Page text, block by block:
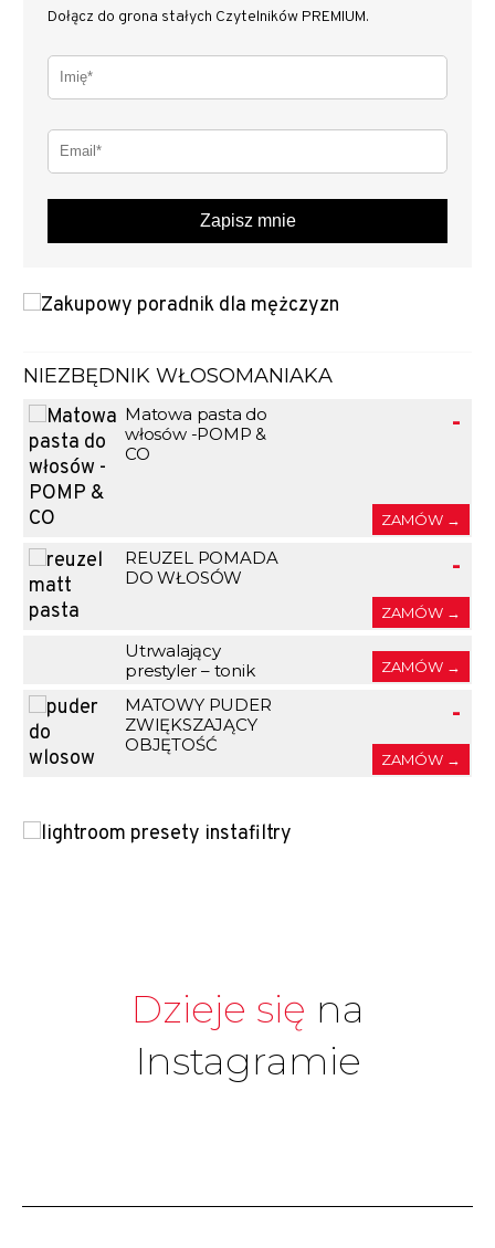
Dołącz do grona stałych Czytelników PREMIUM.
Zapisz mnie
NIEZBĘDNIK WŁOSOMANIAKA
Matowa pasta do
włosów -POMP &
CO
-
ZAMÓW →
REUZEL POMADA
DO WŁOSÓW
-
ZAMÓW →
Utrwalający
prestyler – tonik
-
ZAMÓW →
MATOWY PUDER
ZWIĘKSZAJĄCY
OBJĘTOŚĆ
-
ZAMÓW →
Dzieje się na
Instagramie